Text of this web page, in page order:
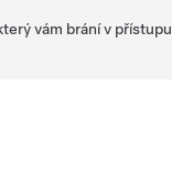
vám brání v